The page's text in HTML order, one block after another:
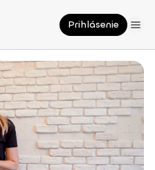
Prihlásenie